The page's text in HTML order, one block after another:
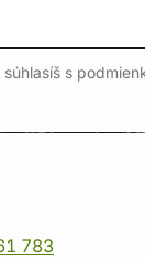
súhlasíš s
783